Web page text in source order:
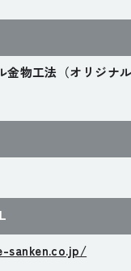
物工法（オリジナル
sanken.co.jp/